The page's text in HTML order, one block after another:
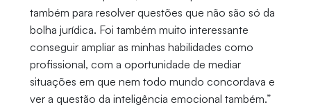
também para resolver questões que não são só da
bolha jurídica. Foi também muito interessante
conseguir ampliar as minhas habilidades como
profissional, com a oportunidade de mediar
situações em que nem todo mundo concordava e
ver a questão da inteligência emocional também.”